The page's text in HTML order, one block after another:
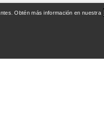
Obtén más información en nuestra